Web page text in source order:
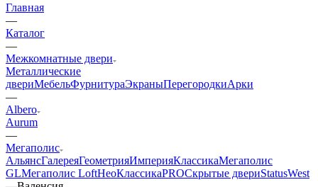
Главная
—
Каталог
—
Межкомнатные двери
Металлические
двериМебельФурнитураЭкраныПерегородкиАрки
—
Albero
Aurum
—
Мегаполис
АльянсГалереяГеометрияИмперияКлассикаМегаполис
GLМегаполис LoftНеоКлассикаPROСкрытые двериStatusWest